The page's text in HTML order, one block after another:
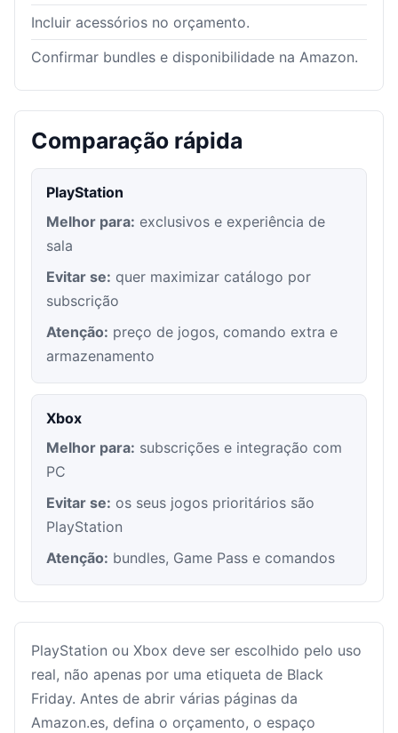
Incluir acessórios no orçamento.
Confirmar bundles e disponibilidade na Amazon.
Comparação rápida
PlayStation
Melhor para: exclusivos e experiência de
sala
Evitar se: quer maximizar catálogo por
subscrição
Atenção: preço de jogos, comando extra e
armazenamento
Xbox
Melhor para: subscrições e integração com
PC
Evitar se: os seus jogos prioritários são
PlayStation
Atenção: bundles, Game Pass e comandos
PlayStation ou Xbox deve ser escolhido pelo uso
real, não apenas por uma etiqueta de Black
Friday. Antes de abrir várias páginas da
Amazon.es, defina o orçamento, o espaço